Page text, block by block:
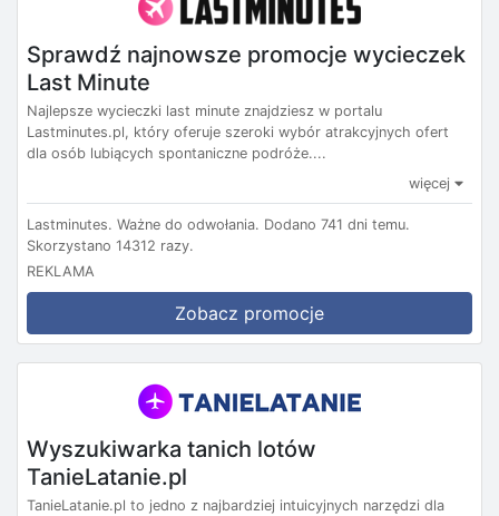
Sprawdź najnowsze promocje wycieczek
Last Minute
Najlepsze wycieczki last minute znajdziesz w portalu
Lastminutes.pl, który oferuje szeroki wybór atrakcyjnych ofert
dla osób lubiących spontaniczne podróże....
więcej
Lastminutes. Ważne do odwołania. Dodano 741 dni temu.
Skorzystano 14312 razy.
REKLAMA
Zobacz promocje
Wyszukiwarka tanich lotów
TanieLatanie.pl
TanieLatanie.pl to jedno z najbardziej intuicyjnych narzędzi dla